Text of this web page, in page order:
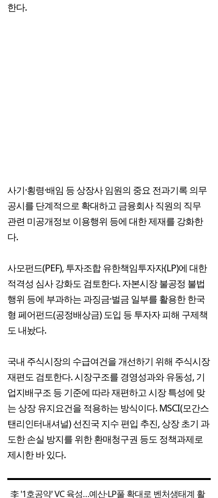
한다.
사기·횡령·배임 등 상장사 임원의 중요 전과기록 의무
공시를 단계적으로 확대하고 금융회사 직원의 직무
관련 미공개정보 이용행위 등에 대한 제재를 강화한
다.
사모펀드(PEF), 투자조합 유한책임투자자(LP)에 대한
적격성 심사 강화도 검토한다. 자본시장 불공정 불법
행위 등에 부과하는 과징금·벌금 일부를 활용한 한국
형 페어펀드(공정배상금) 도입 등 투자자 피해 구제책
도 내놨다.
국내 주식시장의 수급여건을 개선하기 위해 주식시장
재편도 검토한다. 시장구조를 경영성과와 유동성, 기
업지배구조 등 기준에 따라 재편하고 시장 특성에 맞
는 상장 유지요건을 적용하는 방식이다. MSCI(모간스
탠리인터내셔널) 선진국 지수 편입 추진, 상장 초기 과
도한 손실 방지를 위한 환매청구권 등도 정책과제로
제시한 바 있다.
李 '1호공약' VC 육성…예산·LP풀 확대로 벤처생태계 활